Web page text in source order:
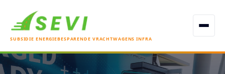
SUBSIDIE ENERGIEBESPARENDE VRACHTWAGENS INFRA
Open